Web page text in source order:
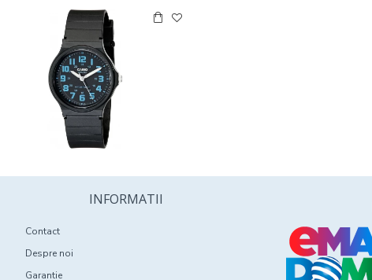
INFORMATII
Contact
Despre noi
Garantie